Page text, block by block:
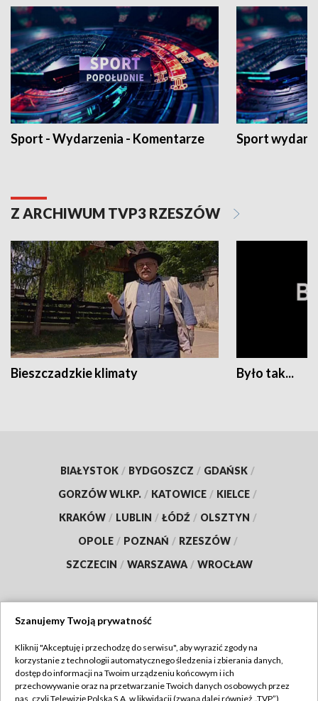
Sport - Wydarzenia - Komentarze Sport
Z ARCHIWUM TVP3 RZESZÓW
Bieszczadzkie klimaty Było tak...
BIAŁYSTOK / BYDGOSZCZ / GDAŃSK /
GORZÓW WLKP. / KATOWICE / KIELCE /
KRAKÓW / LUBLIN / ŁÓDŹ / OLSZTYN /
OPOLE / POZNAŃ / RZESZÓW /
SZCZECIN / WARSZAWA / WROCŁAW
TVP
Abonament TVP
Regulamin TVP
Szanujemy Twoją prywatność
Kliknij "Akceptuję i przechodzę do serwisu", aby wyrazić zgody na
korzystanie z technologii automatycznego śledzenia i zbierania danych,
dostęp do informacji na Twoim urządzeniu końcowym i ich
przechowywanie oraz na przetwarzanie Twoich danych osobowych przez
nas, czyli Telewizję Polską S.A. w likwidacji (zwaną dalej również „TVP”),